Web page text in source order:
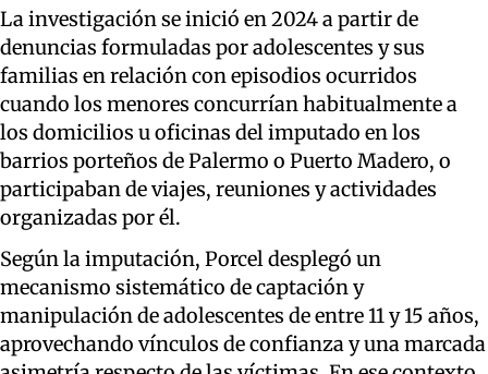
La investigación se inició en 2024 a partir de
denuncias formuladas por adolescentes y sus
familias en relación con episodios ocurridos
cuando los menores concurrían habitualmente a
los domicilios u oficinas del imputado en los
barrios porteños de Palermo o Puerto Madero, o
participaban de viajes, reuniones y actividades
organizadas por él.
Según la imputación, Porcel desplegó un
mecanismo sistemático de captación y
manipulación de adolescentes de entre 11 y 15 años,
aprovechando vínculos de confianza y una marcada